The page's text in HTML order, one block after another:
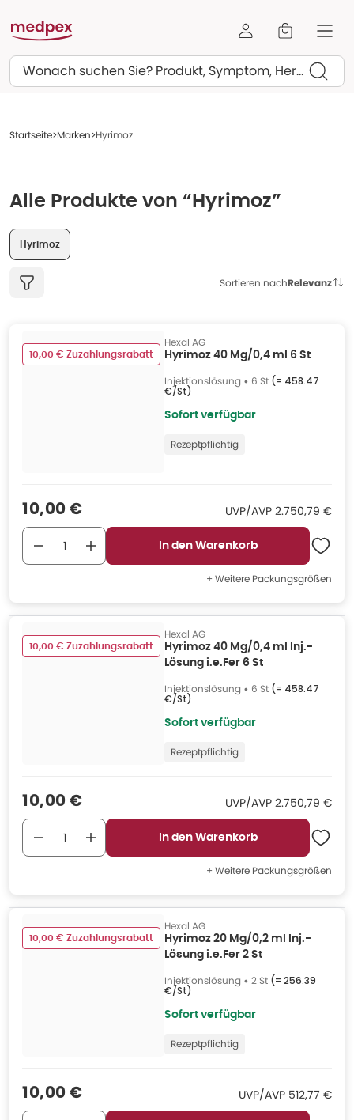
Suchen
Startseite Marken Hyrimoz
Alle Produkte von “Hyrimoz”
Hyrimoz
Sortieren nachRelevanz
10,00 € Zuzahlungsrabatt
Hexal AG
Hyrimoz 40 Mg/0,4 ml 6 St
Injektionslösung • 6 St (= 458.47
€/St)
Sofort verfügbar
Rezeptpflichtig
Verkaufspreis
10,00 € UVP/AVP UVP/AVP
2.750,79 €
In den Warenkorb
+ Weitere Packungsgrößen
10,00 € Zuzahlungsrabatt
Hexal AG
Hyrimoz 40 Mg/0,4 ml Inj.-
Lösung i.e.Fer 6 St
Injektionslösung • 6 St (= 458.47
€/St)
Sofort verfügbar
Rezeptpflichtig
Verkaufspreis
10,00 € UVP/AVP UVP/AVP
2.750,79 €
In den Warenkorb
+ Weitere Packungsgrößen
10,00 € Zuzahlungsrabatt
Hexal AG
Hyrimoz 20 Mg/0,2 ml Inj.-
Lösung i.e.Fer 2 St
Injektionslösung • 2 St (= 256.39
€/St)
Sofort verfügbar
Rezeptpflichtig
Verkaufspreis
10,00 € UVP/AVP UVP/AVP
512,77 €